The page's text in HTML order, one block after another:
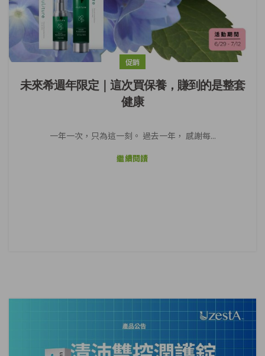
促銷
未來希週年限定｜這次買保養，賺到的是整套
健康
一年一次，只為這一刻。 過去一年， 感謝每...
繼續閱讀